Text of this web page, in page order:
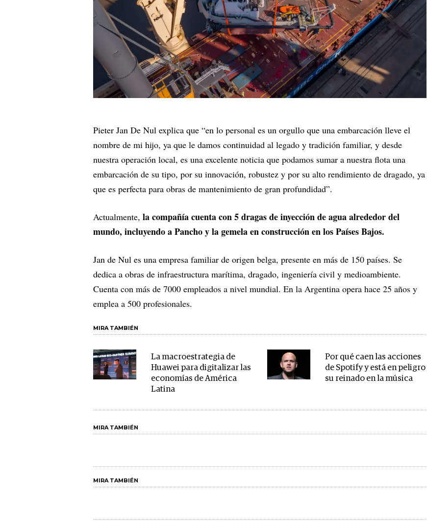
Pieter Jan De Nul explica que “en lo personal es un orgullo que una embarcación lleve el
nombre de mi hijo, ya que le damos continuidad al legado y tradición familiar, y desde
nuestra operación local, es una excelente noticia que podamos sumar a nuestra flota una
embarcación de su tipo, por su innovación, robustez y por su alto rendimiento de dragado, ya
que es perfecta para obras de mantenimiento de gran profundidad”.
Actualmente, la compañía cuenta con 5 dragas de inyección de agua alrededor del
mundo, incluyendo a Pancho y la gemela en construcción en los Países Bajos.
Jan de Nul es una empresa familiar de origen belga, presente en más de 150 países. Se
dedica a obras de infraestructura marítima, dragado, ingeniería civil y medioambiente.
Cuenta con más de 7000 empleados a nivel mundial. En la Argentina opera hace 25 años y
emplea a 500 profesionales.
MIRA TAMBIÉN
La macroestrategia de
Huawei para digitalizar las
economías de América
Latina
Por qué caen las acciones
de Spotify y está en peligro
su reinado en la música
MIRA TAMBIÉN
MIRA TAMBIÉN